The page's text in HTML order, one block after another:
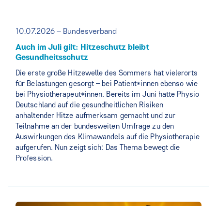
10.07.2026 – Bundesverband
Auch im Juli gilt: Hitzeschutz bleibt
Gesundheitsschutz
Die erste große Hitzewelle des Sommers hat vielerorts
für Belastungen gesorgt – bei Patient*innen ebenso wie
bei Physiotherapeut*innen. Bereits im Juni hatte Physio
Deutschland auf die gesundheitlichen Risiken
anhaltender Hitze aufmerksam gemacht und zur
Teilnahme an der bundesweiten Umfrage zu den
Auswirkungen des Klimawandels auf die Physiotherapie
aufgerufen. Nun zeigt sich: Das Thema bewegt die
Profession.